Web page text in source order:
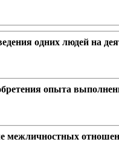
одних людей на
опыта
межличностных